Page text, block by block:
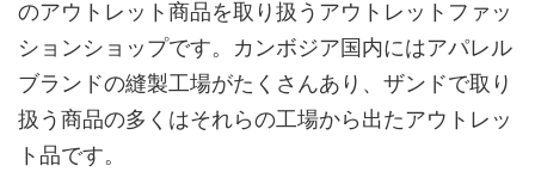
のアウトレット商品を取り扱うアウトレットファッ
ションショップです。カンボジア国内にはアパレル
ブランドの縫製工場がたくさんあり、ザンドで取り
扱う商品の多くはそれらの工場から出たアウトレッ
ト品です。